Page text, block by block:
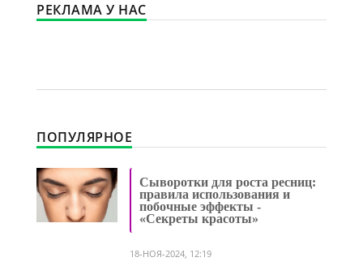
РЕКЛАМА У НАС
ПОПУЛЯРНОЕ
Сыворотки для роста ресниц:
правила использования и
побочные эффекты -
«Секреты красоты»
18-НОЯ-2024, 12:19